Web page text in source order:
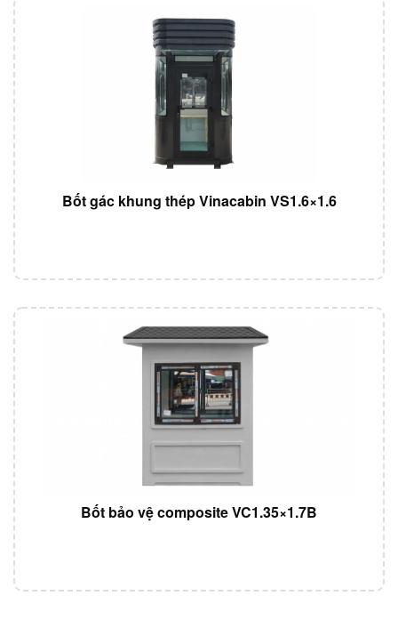
Bốt gác khung thép Vinacabin VS1.6×1.6
Bốt bảo vệ composite VC1.35×1.7B